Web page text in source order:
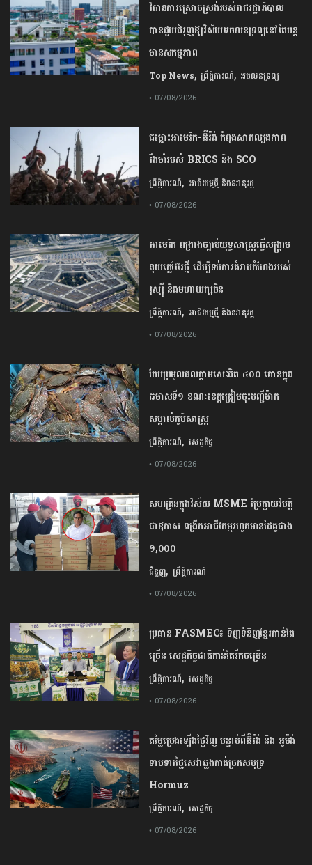
វិធានការស្រោចស្រង់របស់រាជរដ្ឋាភិបាល​
បាន​ជួយ​ជំរុញឱ្យវិស័យ​អចលនទ្រព្យនៅតែបន្ត​
មានសកម្មភាព
Top News,ព្រឹត្តិការណ៍, អចលនទ្រព្យ
• 07/08/2026
ជម្លោះ​អាមេរិក​-​អ៊ីរ៉ង់​ ​កំពុង​សាកល្បង​ភាព​
រឹងមាំ​របស់​ ​BRICS​ ​និង​ ​SCO​
ព្រឹត្តិការណ៍, អាជីវកម្មថ្មី និងនវានុវត្ត
• 07/08/2026
​អាមេរិក​ ពង្រាងច្បាប់​យុទ្ធសាស្ត្រ​ធ្វើ​សង្គ្រាម​
នុយក្លេអ៊ែរ​ថ្មី ដើម្បីទប់ការគំរាមកំហែងរបស់​
រុស្ស៊ី និងមហាយក្សចិន
ព្រឹត្តិការណ៍, អាជីវកម្មថ្មី និងនវានុវត្ត
• 07/08/2026
កែប​ប្រមូល​ផល​ក្តាម​សេះ​ជិត​ ​៤០០ ​តោន​ក្នុង​
ឆមាស​ទី​១​ ​ខណៈ​ខេត្ត​ត្រៀម​ចុះបញ្ជី​ម៉ាក​
សម្គាល់​ភូមិសាស្ត្រ​
ព្រឹត្តិការណ៍, សេដ្ឋកិច្ច
• 07/08/2026
សហគ្រិនក្នុងវិស័យ MSME ប្រែក្លាយវិបត្តិ
ជាឱកាស ពង្រីកអាជីវកម្មរហូតមានដៃគូជាង
១,០០០
ជំនួញ,ព្រឹត្តិការណ៍
• 07/08/2026
ប្រធាន​​ ​FASMEC​៖​ ​ទិញ​ទំនិញ​ខ្មែរ​កាន់តែ​
ច្រើន​ ​សេដ្ឋកិច្ច​ជាតិ​កាន់តែ​រីកចម្រើន​
ព្រឹត្តិការណ៍, សេដ្ឋកិច្ច
• 07/08/2026
តម្លៃប្រេងឡើងថ្លៃវិញ បន្ទាប់ពីអ៊ីរ៉ង់ និង អូម៉ង់
ទាមទារថ្លៃសេវាឆ្លងកាត់ច្រកសមុទ្រ
Hormuz
ព្រឹត្តិការណ៍, សេដ្ឋកិច្ច
• 07/08/2026